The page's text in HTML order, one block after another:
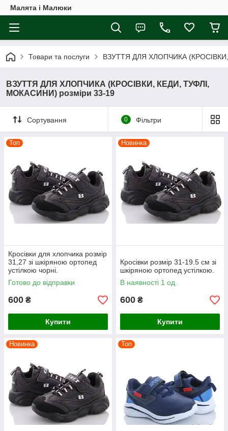
Малята і Малюки
Товари та послуги ВЗУТТЯ ДЛЯ ХЛОПЧИКА
ВЗУТТЯ ДЛЯ ХЛОПЧИКА (КРОСІВКИ, КЕДИ, ТУФЛІ,
МОКАСИНИ) розміри 33-19
Сортування 0 Фільтри
Топ
Кросівки для хлопчика розмір
31,27 зі шкіряною ортопед
устілкою чорні.
Готово до відправки
600 ₴
Купити
Новинка
Кросівки розмір 31-19.5 см зі
шкіряною ортопед устілкою.
В наявності 1 од.
600 ₴
Купити
Новинка Топ